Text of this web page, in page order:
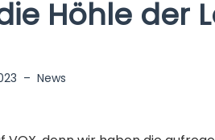
Höhle der
– News